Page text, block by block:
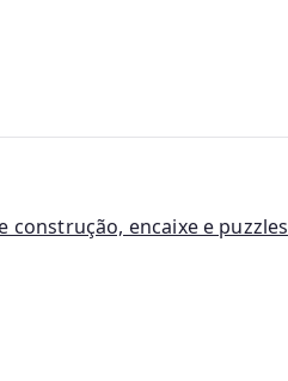
construção, encaixe e puzzles